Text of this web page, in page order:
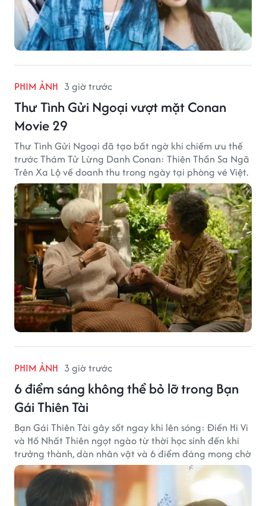
PHIM ẢNH 3 giờ trước
Thư Tình Gửi Ngoại vượt mặt Conan
Movie 29
Thư Tình Gửi Ngoại đã tạo bất ngờ khi chiếm ưu thế
trước Thám Tử Lừng Danh Conan: Thiên Thần Sa Ngã
Trên Xa Lộ về doanh thu trong ngày tại phòng vé Việt.
PHIM ẢNH 3 giờ trước
6 điểm sáng không thể bỏ lỡ trong Bạn
Gái Thiên Tài
Bạn Gái Thiên Tài gây sốt ngay khi lên sóng: Điền Hi Vi
và Hồ Nhất Thiên ngọt ngào từ thời học sinh đến khi
trưởng thành, dàn nhân vật và 6 điểm đáng mong chờ